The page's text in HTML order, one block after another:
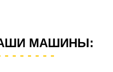
МАШИНЫ: